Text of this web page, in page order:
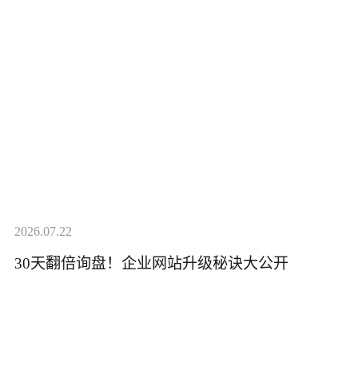
2026.07.22
30天翻倍询盘！企业网站升级秘诀大公开